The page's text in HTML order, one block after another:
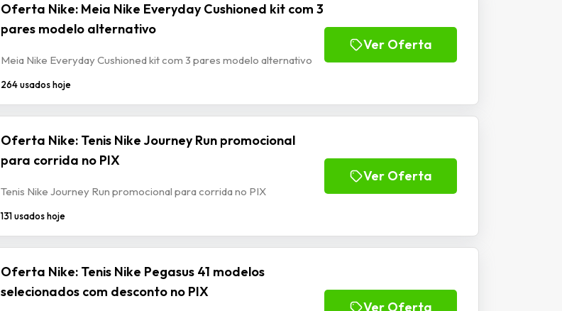
Oferta Nike: Meia Nike Everyday Cushioned kit com 3
pares modelo alternativo
Meia Nike Everyday Cushioned kit com 3 pares modelo alternativo
264 usados hoje
Ver Oferta
Oferta Nike: Tenis Nike Journey Run promocional
para corrida no PIX
Tenis Nike Journey Run promocional para corrida no PIX
131 usados hoje
Ver Oferta
Oferta Nike: Tenis Nike Pegasus 41 modelos
selecionados com desconto no PIX
Ver Oferta